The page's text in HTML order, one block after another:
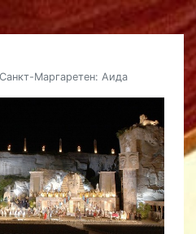
Маргаретен: Аида